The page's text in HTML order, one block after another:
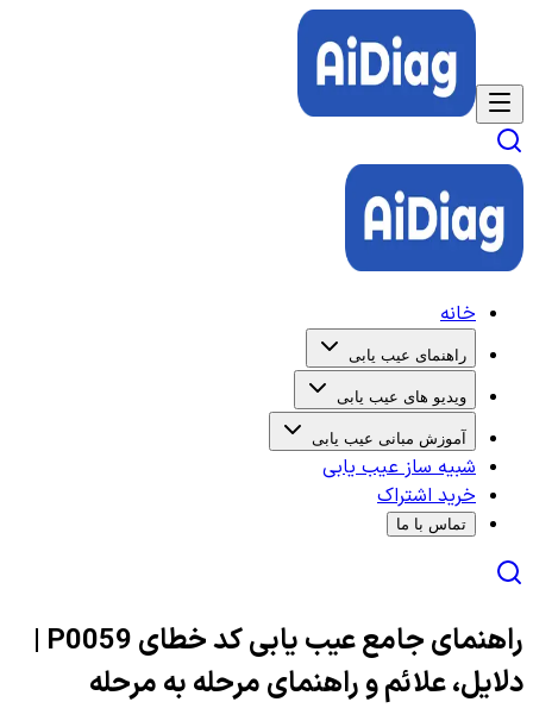
خانه
راهنمای عیب یابی
ویدیو های عیب یابی
آموزش مبانی عیب یابی
شبیه ساز عیب یابی
خرید اشتراک
تماس با ما
راهنمای جامع عیب یابی کد خطای P0059 |
دلایل، علائم و راهنمای مرحله به مرحله